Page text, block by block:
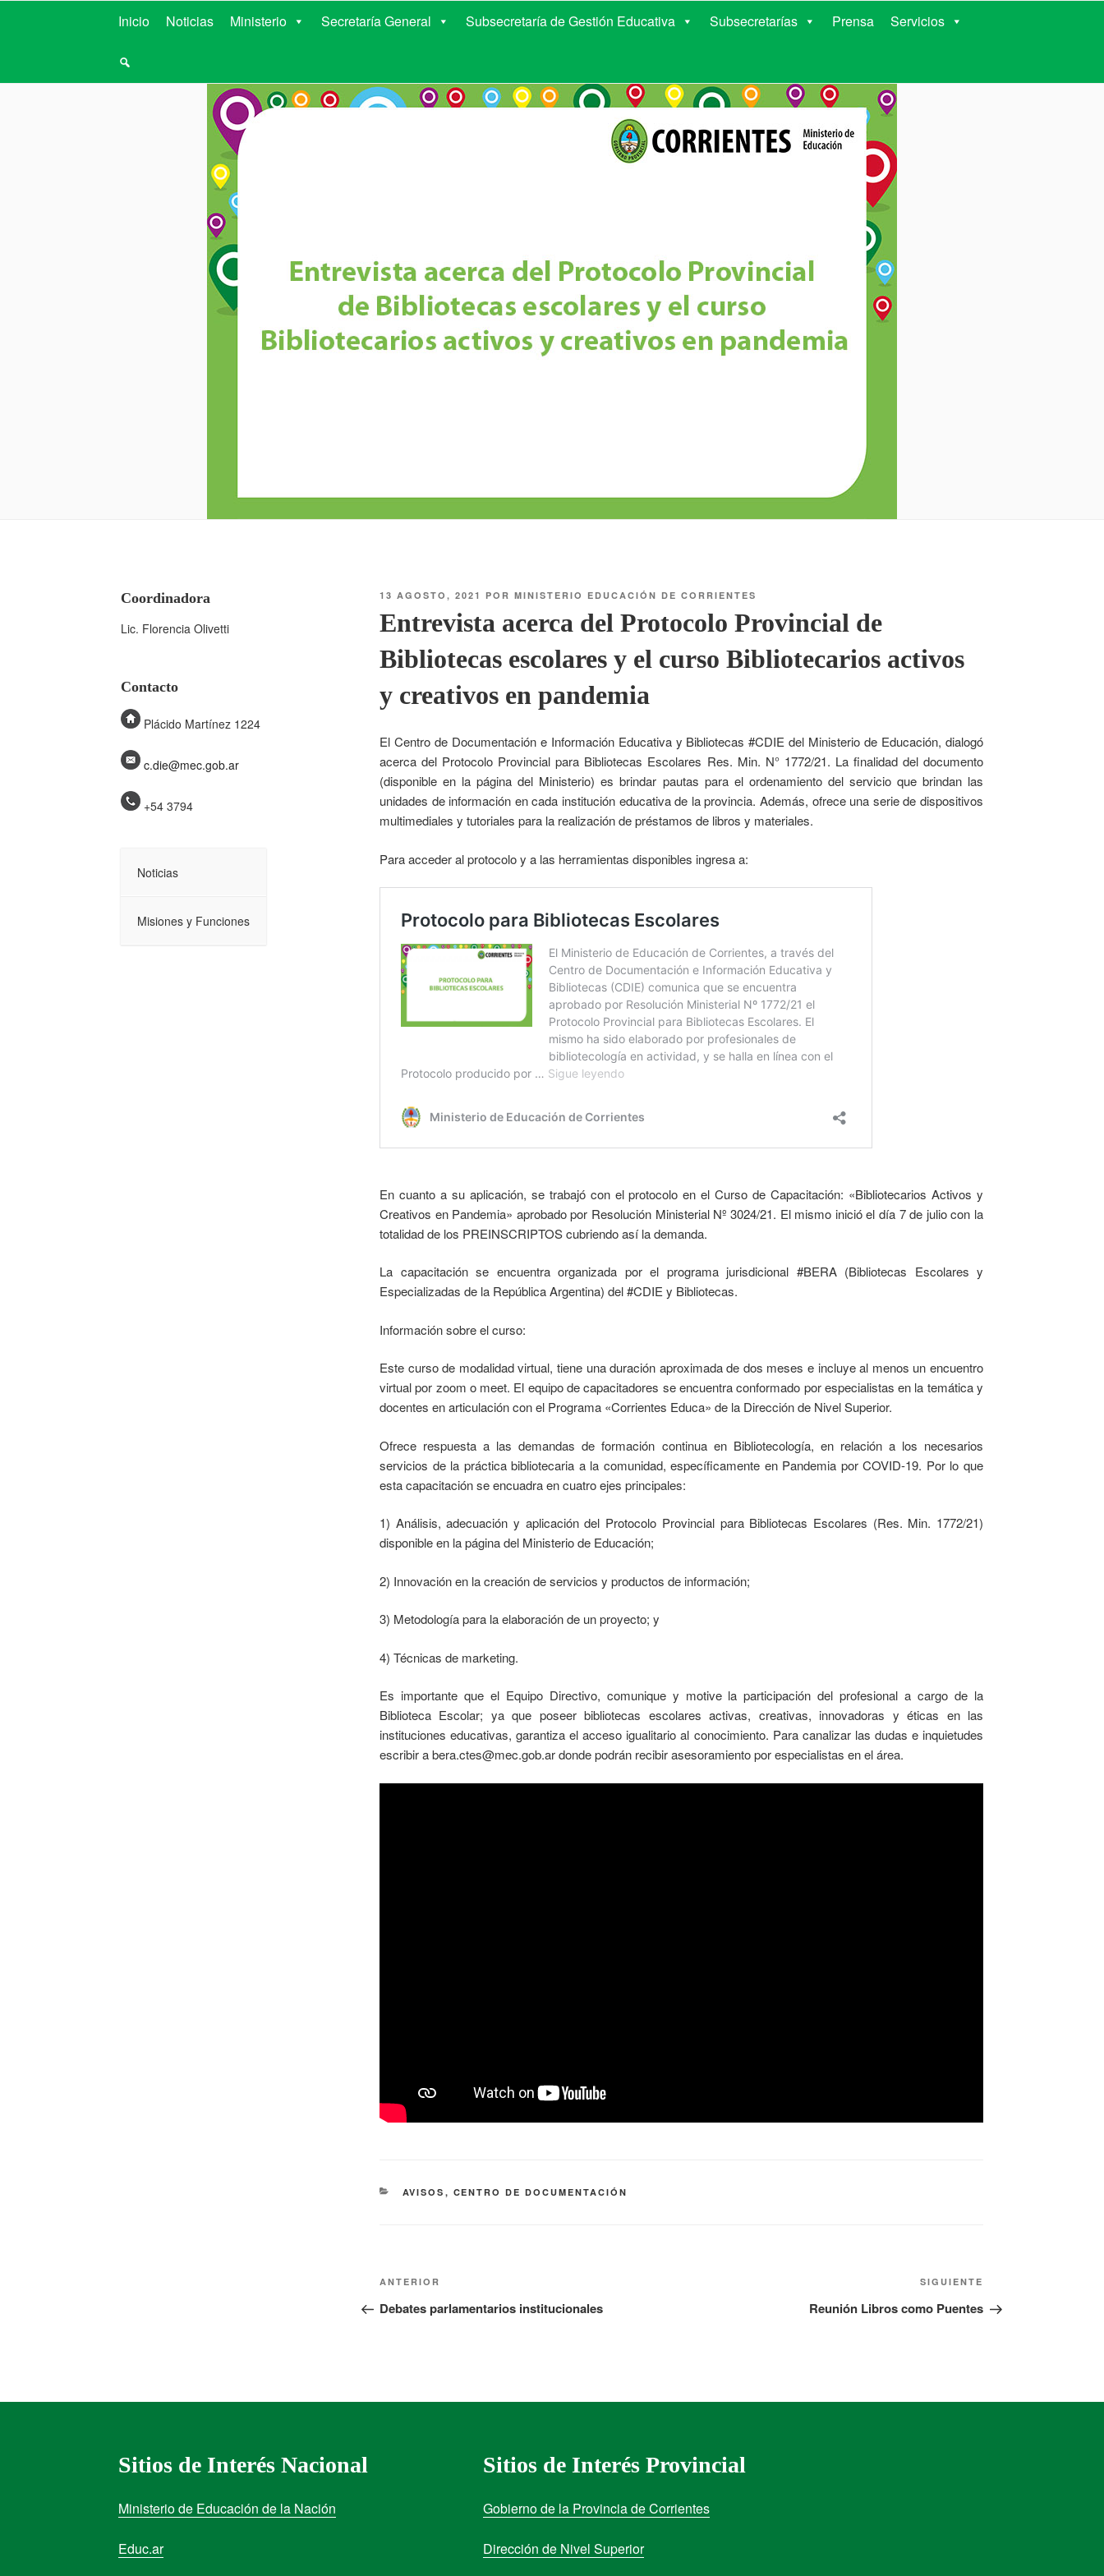
MINISTERIO DE EDUCACIÓN DE CORRIENTES
Inicio Noticias Ministerio Secretaría General Subsecretaría de Gestión Educativa Subsecretarías Prensa Servicios
13 AGOSTO, 2021 POR MINISTERIO EDUCACIÓN DE CORRIENTES
Entrevista acerca del Protocolo Provincial de
Bibliotecas escolares y el curso Bibliotecarios activos
y creativos en pandemia
El Centro de Documentación e Información Educativa y Bibliotecas #CDIE del Ministerio de Educación, dialogó
acerca del Protocolo Provincial para Bibliotecas Escolares Res. Min. N° 1772/21. La finalidad del documento
(disponible en la página del Ministerio) es brindar pautas para el ordenamiento del servicio que brindan las
unidades de información en cada institución educativa de la provincia. Además, ofrece una serie de dispositivos
multimediales y tutoriales para la realización de préstamos de libros y materiales.
Para acceder al protocolo y a las herramientas disponibles ingresa a:
En cuanto a su aplicación, se trabajó con el protocolo en el Curso de Capacitación: «Bibliotecarios Activos y
Creativos en Pandemia» aprobado por Resolución Ministerial Nº 3024/21. El mismo inició el día 7 de julio con la
totalidad de los PREINSCRIPTOS cubriendo así la demanda.
La capacitación se encuentra organizada por el programa jurisdicional #BERA (Bibliotecas Escolares y
Especializadas de la República Argentina) del #CDIE y Bibliotecas.
Información sobre el curso:
Este curso de modalidad virtual, tiene una duración aproximada de dos meses e incluye al menos un encuentro
virtual por zoom o meet. El equipo de capacitadores se encuentra conformado por especialistas en la temática y
docentes en articulación con el Programa «Corrientes Educa» de la Dirección de Nivel Superior.
Ofrece respuesta a las demandas de formación continua en Bibliotecología, en relación a los necesarios
servicios de la práctica bibliotecaria a la comunidad, específicamente en Pandemia por COVID-19. Por lo que
esta capacitación se encuadra en cuatro ejes principales:
1) Análisis, adecuación y aplicación del Protocolo Provincial para Bibliotecas Escolares (Res. Min. 1772/21)
disponible en la página del Ministerio de Educación;
2) Innovación en la creación de servicios y productos de información;
3) Metodología para la elaboración de un proyecto; y
4) Técnicas de marketing.
Es importante que el Equipo Directivo, comunique y motive la participación del profesional a cargo de la
Biblioteca Escolar; ya que poseer bibliotecas escolares activas, creativas, innovadoras y éticas en las
instituciones educativas, garantiza el acceso igualitario al conocimiento. Para canalizar las dudas e inquietudes
escribir a bera.ctes@mec.gob.ar donde podrán recibir asesoramiento por especialistas en el área.
AVISOS , CENTRO DE DOCUMENTACIÓN
ANTERIOR
Debates parlamentarios institucionales
SIGUIENTE
Reunión Libros como Puentes
Coordinadora
Lic. Florencia Olivetti
Contacto
Plácido Martínez 1224
c.die@mec.gob.ar
+54 3794
Noticias
Misiones y Funciones
Sitios de Interés Nacional
Ministerio de Educación de la Nación
Educ.ar
Sitios de Interés Provincial
Gobierno de la Provincia de Corrientes
Dirección de Nivel Superior